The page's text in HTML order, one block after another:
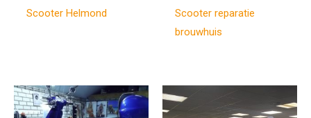
Scooter Helmond
Scooter reparatie
brouwhuis